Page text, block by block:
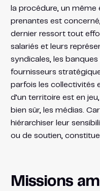
la procédure, un
prenantes est
dernier ressort tout
salariés et leurs
syndicales, les
fournisseurs
parfois les collectivités
d’un territoire est en
bien sûr, les médias.
hiérarchiser leur
ou de soutien,
Missions